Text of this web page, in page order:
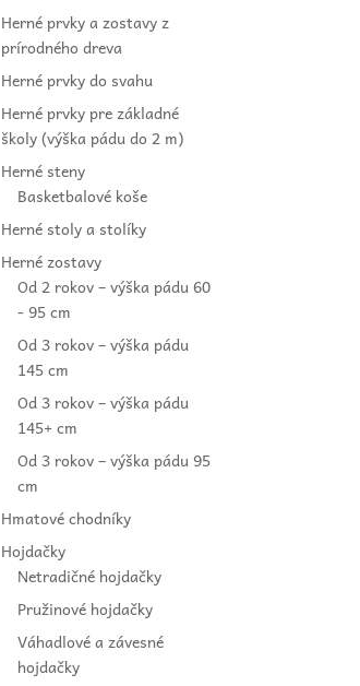
Herné prvky a zostavy z
prírodného dreva
Herné prvky do svahu
Herné prvky pre základné
školy (výška pádu do 2 m)
Herné steny
Basketbalové koše
Herné stoly a stolíky
Herné zostavy
Od 2 rokov – výška pádu 60
- 95 cm
Od 3 rokov – výška pádu
145 cm
Od 3 rokov – výška pádu
145+ cm
Od 3 rokov – výška pádu 95
cm
Hmatové chodníky
Hojdačky
Netradičné hojdačky
Pružinové hojdačky
Váhadlové a závesné
hojdačky